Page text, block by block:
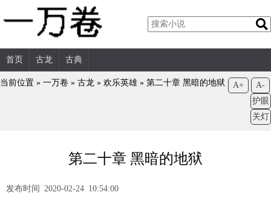
首页 古龙 古典
当前位置 » 一万卷 » 古龙 » 欢乐英雄 » 第二十章 黑暗的地狱 A+
A-
护眼
关灯
第二十章 黑暗的地狱
发布时间 2020-02-24 10:54:00